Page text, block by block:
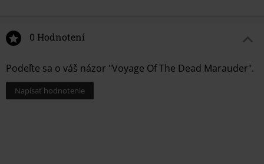
0 Hodnotení
Podeľte sa o váš názor "Voyage Of The Dead Marauder".
Napísať hodnotenie